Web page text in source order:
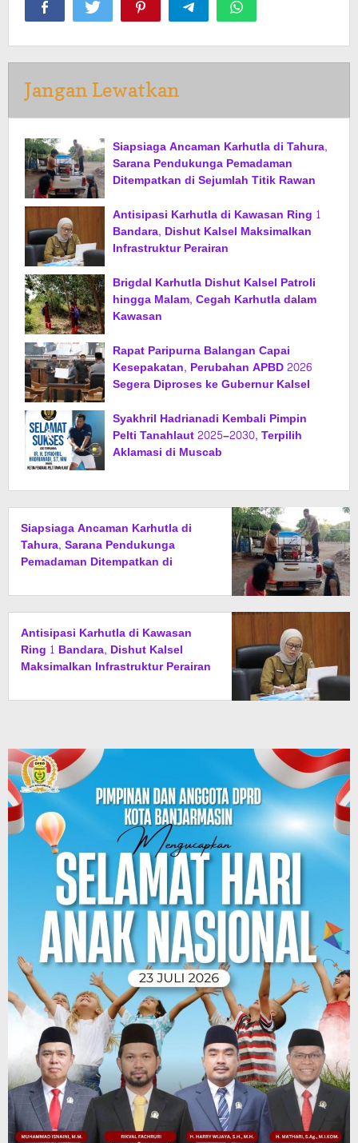
Jangan Lewatkan
Siapsiaga Ancaman Karhutla di Tahura,
Sarana Pendukunga Pemadaman
Ditempatkan di Sejumlah Titik Rawan
Antisipasi Karhutla di Kawasan Ring 1
Bandara, Dishut Kalsel Maksimalkan
Infrastruktur Perairan
Brigdal Karhutla Dishut Kalsel Patroli
hingga Malam, Cegah Karhutla dalam
Kawasan
Rapat Paripurna Balangan Capai
Kesepakatan, Perubahan APBD 2026
Segera Diproses ke Gubernur Kalsel
Syakhril Hadrianadi Kembali Pimpin
Pelti Tanahlaut 2025–2030, Terpilih
Aklamasi di Muscab
Siapsiaga Ancaman Karhutla di
Tahura, Sarana Pendukunga
Pemadaman Ditempatkan di
Antisipasi Karhutla di Kawasan
Ring 1 Bandara, Dishut Kalsel
Maksimalkan Infrastruktur Perairan